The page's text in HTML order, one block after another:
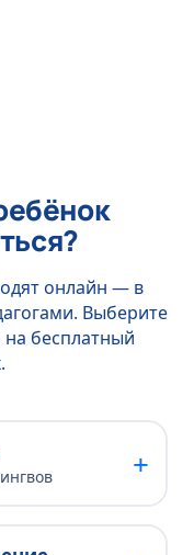
онлайн — в
Выберите
бесплатный
+